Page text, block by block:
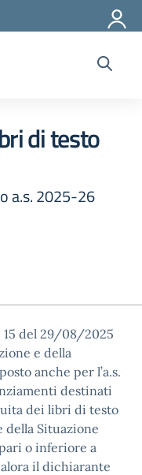
di testo
a.s. 2025-26
15 del 29/08/2025
e della
anche per l’a.s.
destinati
dei libri di testo
Situazione
o inferiore a
il dichiarante